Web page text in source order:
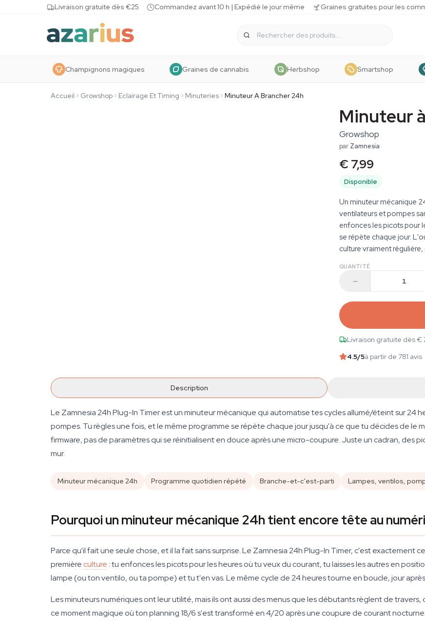
Skip to contentLivraison gratuite dès €25 Commandez avant 10 h | Expédié le jour même Graines gratuites pour les
Champignons magiques Graines de cannabis Herbshop Smartshop
Accueil Growshop Eclairage Et Timing Minuteries Minuteur A Brancher 24h
Minuteur
Growshop
par Zamnesia
€ 7,99
Disponible
Un minuteur mécanique
ventilateurs et pompes
enfonces les picots pour
se répète chaque jour.
culture vraiment
QUANTITÉ
Livraison gratuite dès €
4.5/5à partir de 781 avis
Description
Le Zamnesia 24h Plug-In Timer est un minuteur mécanique qui automatise tes cycles allumé/éteint sur 24
pompes. Tu règles une fois, et le même programme se répète chaque jour jusqu'à ce que tu décides de le
firmware, pas de paramètres qui se réinitialisent en douce après une micro-coupure. Juste un cadran, des
mur.
Minuteur mécanique 24h Programme quotidien répété Branche-et-c'est-parti Lampes, ventilos,
Pourquoi un minuteur mécanique 24h tient encore tête au
Parce qu'il fait une seule chose, et il la fait sans surprise. Le Zamnesia 24h Plug-In Timer, c'est exactement
première culture : tu enfonces les picots pour les heures où tu veux du courant, tu laisses les autres en
lampe (ou ton ventilo, ou ta pompe) et tu t'en vas. Le même cycle de 24 heures tourne en boucle, jour après
Les minuteurs numériques ont leur utilité, mais ils ont aussi des menus que les débutants règlent de
ce moment magique où ton planning 18/6 s'est transformé en 4/20 après une coupure de courant